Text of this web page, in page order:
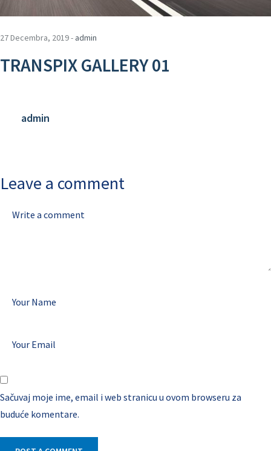
27 Decembra, 2019 - admin
TRANSPIX GALLERY 01
admin
Leave a comment
Sačuvaj moje ime, email i web stranicu u ovom browseru za
buduće komentare.